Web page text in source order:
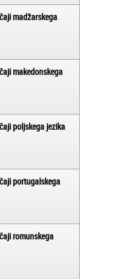
madžarskega
makedonskega
poljskega jezika
portugalskega
romunskega